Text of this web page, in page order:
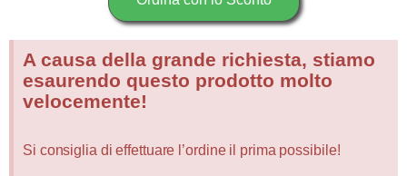
A causa della grande richiesta, stiamo
esaurendo questo prodotto molto
velocemente!
Si consiglia di effettuare l’ordine il prima possibile!